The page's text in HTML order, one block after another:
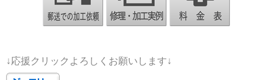
↓応援クリックよろしくお願いします↓